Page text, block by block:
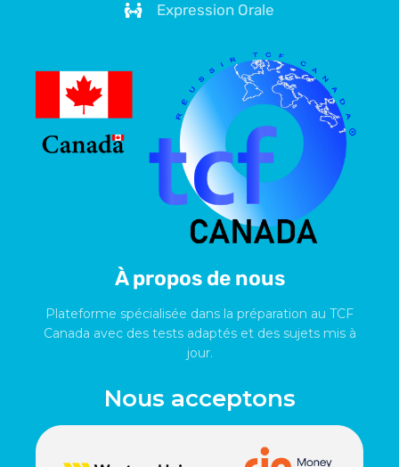
Expression Orale
À propos de nous
Plateforme spécialisée dans la préparation au TCF
Canada avec des tests adaptés et des sujets mis à
jour.
Nous acceptons